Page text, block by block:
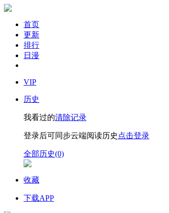
首页
更新
排行
日漫
VIP
历史
我看过的清除记录
登录后可同步云端阅读历史 点击登录
全部历史(0)
收藏
下载APP